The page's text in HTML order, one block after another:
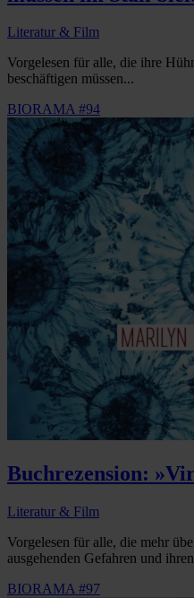
Literatur & Film
Vorgelesen für alle, die ihre
beschäftigen müssen...
BIORAMA #94
Buchrezension:
Literatur & Film
Vorgelesen für alle, die mehr
ausgehenden Gefahren und
BIORAMA #97